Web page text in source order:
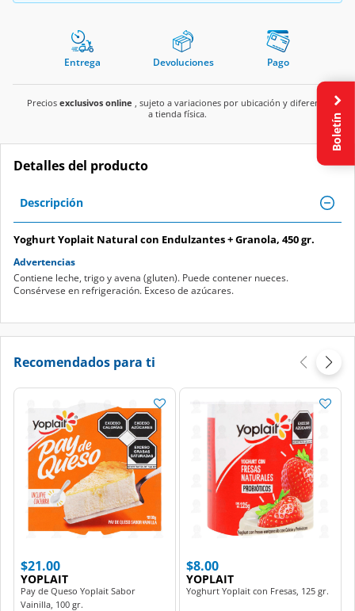
Entrega Devoluciones Pago
Precios exclusivos online , sujeto a variaciones por ubicación y diferente
a tienda física.
Detalles del producto
Descripción
Yoghurt Yoplait Natural con Endulzantes + Granola, 450 gr.
Advertencias
Contiene leche, trigo y avena (gluten). Puede contener nueces.
Consérvese en refrigeración. Exceso de azúcares.
Recomendados para ti
$21.00
YOPLAIT
Pay de Queso Yoplait Sabor
Vainilla, 100 gr.
$8.00
YOPLAIT
Yoghurt Yoplait con Fresas, 125 gr.
Boletín